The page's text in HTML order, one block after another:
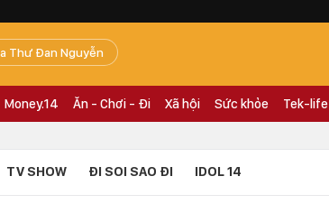
Thư Đan Nguyễn
Money.14 Ăn - Chơi - Đi Xã hội Sức khỏe Tek-life
TV SHOW ĐI SOI SAO ĐI IDOL 14